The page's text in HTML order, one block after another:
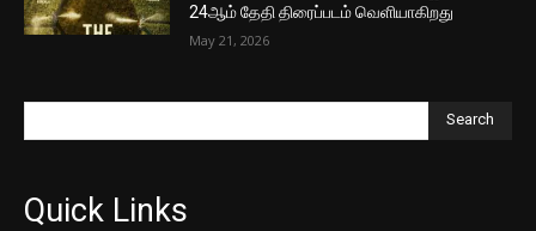
24ஆம் தேதி திரைப்படம் வெளியாகிறது
May 21, 2026
Search
Quick Links